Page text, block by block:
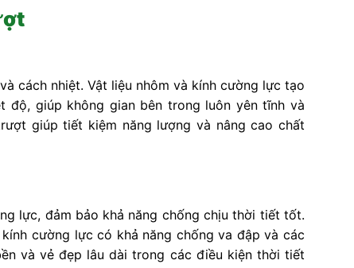
cách nhiệt. Vật liệu nhôm và kính cường lực tạo
giúp không gian bên trong luôn yên tĩnh và
giúp tiết kiệm năng lượng và nâng cao chất
lực, đảm bảo khả năng chống chịu thời tiết tốt.
cường lực có khả năng chống va đập và các
và vẻ đẹp lâu dài trong các điều kiện thời tiết